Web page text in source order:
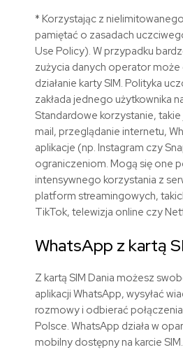
* Korzystając z
pamiętać o zasadach
Use Policy). W przypadku
zużycia danych operator
działanie karty SIM. Polityka
zakłada jednego użytkownika
Standardowe korzystanie,
mail, przeglądanie internetu,
aplikacje (np. Instagram czy
ograniczeniom. Mogą się one
intensywnego korzystania z
platform streamingowych,
TikTok, telewizja online czy
WhatsApp z kartą
Z kartą SIM Dania możesz
aplikacji WhatsApp, wysyłać
rozmowy i odbierać
Polsce. WhatsApp działa w
mobilny dostępny na karcie